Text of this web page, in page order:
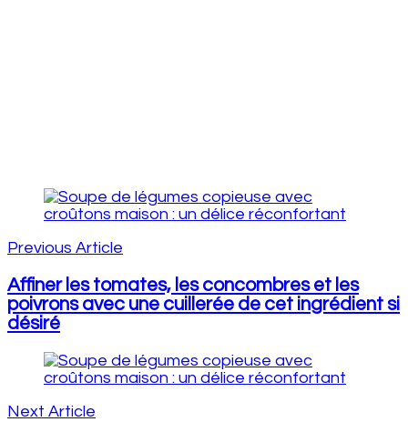
Post
Navigation
Previous Article
Affiner les tomates, les concombres et les
poivrons avec une cuillerée de cet ingrédient si
désiré
Next Article